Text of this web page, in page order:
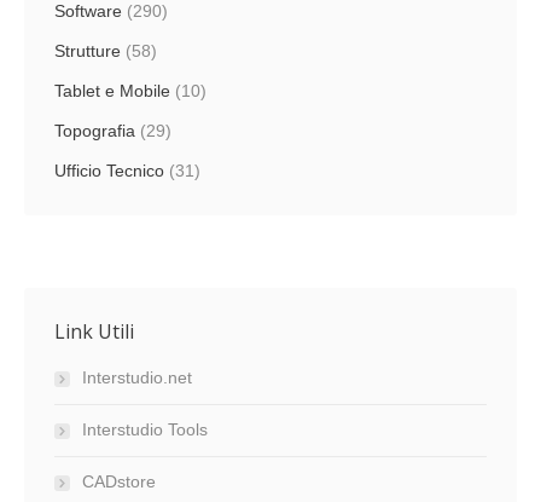
Software (290)
Strutture (58)
Tablet e Mobile (10)
Topografia (29)
Ufficio Tecnico (31)
Link Utili
Interstudio.net
Interstudio Tools
CADstore